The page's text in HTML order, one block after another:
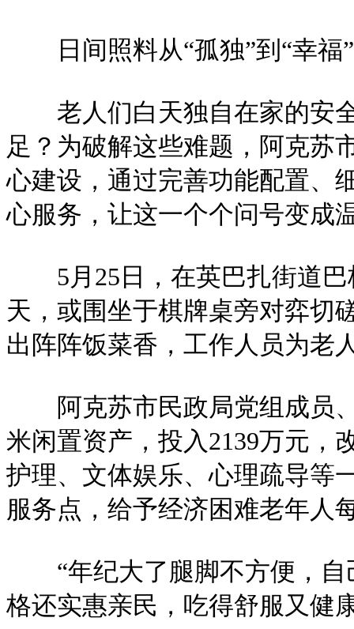
日间照料从“孤独”到“幸福”
老人们白天独自在家的安全
足？为破解这些难题，阿克苏
心建设，通过完善功能配置、
心服务，让这一个个问号变成
5月25日，在英巴扎街道巴
天，或围坐于棋牌桌旁对弈切
出阵阵饭菜香，工作人员为老
阿克苏市民政局党组成员、
米闲置资产，投入2139万元，
护理、文体娱乐、心理疏导等
服务点，给予经济困难老年人
“年纪大了腿脚不方便，自
格还实惠亲民，吃得舒服又健